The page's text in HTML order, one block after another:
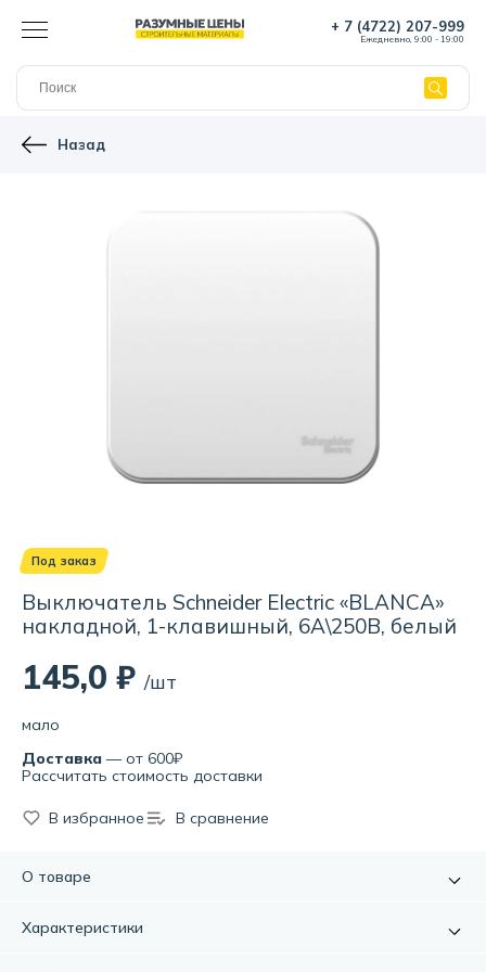
+ 7 (4722) 207-999
Ежедневно, 9:00 - 19:00
Назад
Под заказ
Выключатель Schneider Electric «BLANCA»
накладной, 1-клавишный, 6А\250В, белый
145,0 ₽ /шт
мало
Доставка — от 600₽
Рассчитать стоимость доставки
В избранное В сравнение
О товаре
сетей до 250В, на ток до 6А. Он прост в установке и
Характеристики